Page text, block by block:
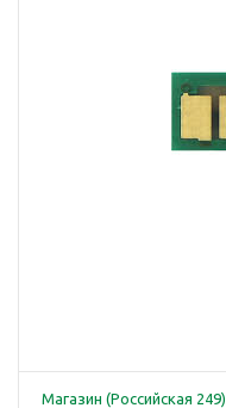
Магазин (Российская 249)